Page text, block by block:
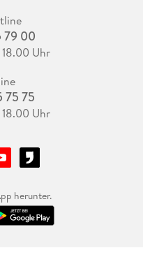
79 00
Uhr
75 75
Uhr
herunter.